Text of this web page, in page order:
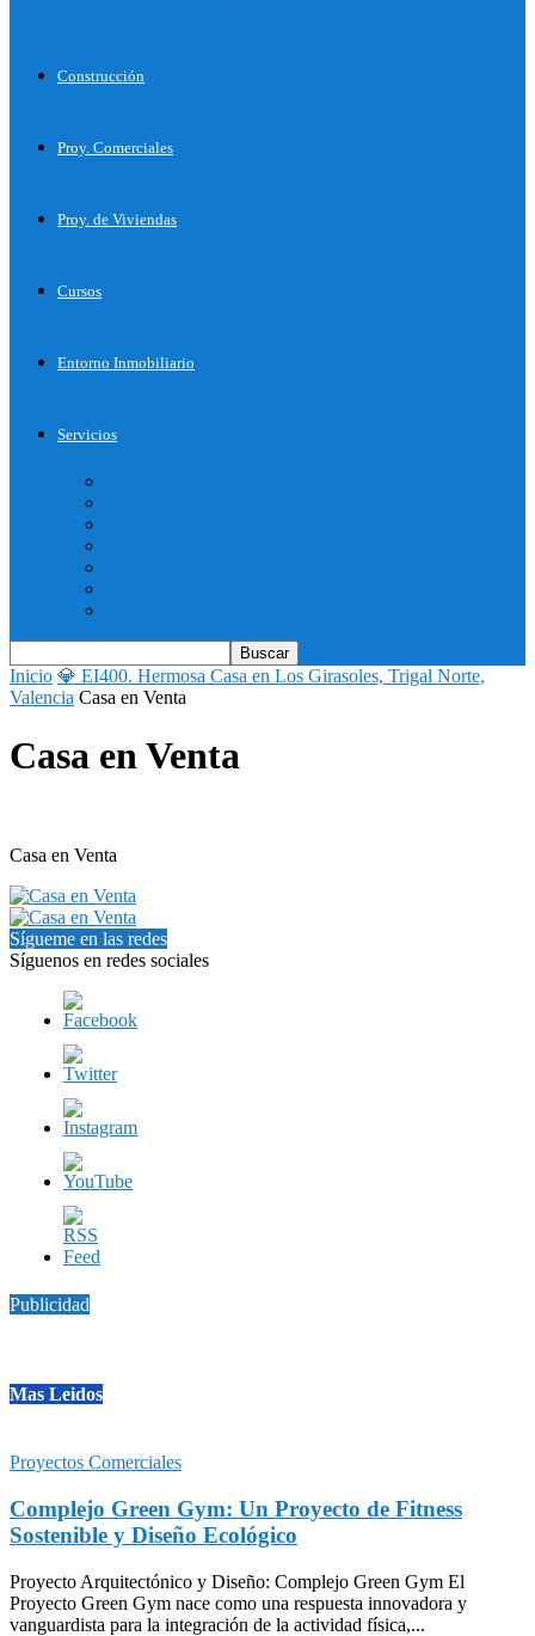
Construcción
Proy. Comerciales
Proy. de Viviendas
Cursos
Entorno Inmobiliario
Servicios
Inicio 💎 EI400. Hermosa Casa en Los Girasoles, Trigal Norte,
Valencia Casa en Venta
Casa en Venta
Casa en Venta
Sígueme en las redes
Síguenos en redes sociales
Publicidad
Mas Leidos
Proyectos Comerciales
Complejo Green Gym: Un Proyecto de Fitness
Sostenible y Diseño Ecológico
Proyecto Arquitectónico y Diseño: Complejo Green Gym El
Proyecto Green Gym nace como una respuesta innovadora y
vanguardista para la integración de la actividad física,...